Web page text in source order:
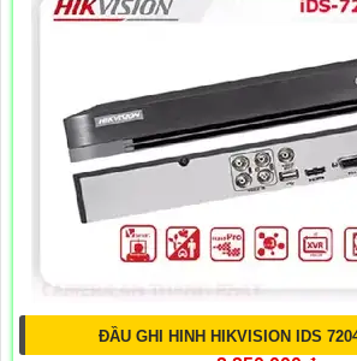
ĐẦU GHI HINH HIKVISION IDS